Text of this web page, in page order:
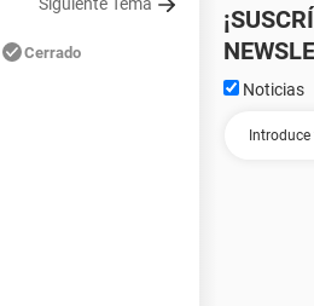
Cerrado
Noticias